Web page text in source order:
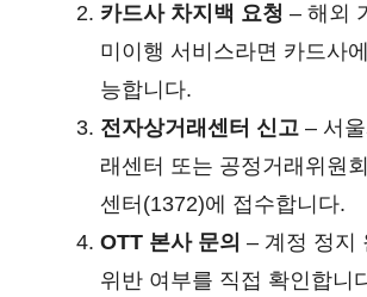
카드사 차지백 요청 – 해외
미이행 서비스라면 카드사
능합니다.
전자상거래센터 신고 – 서
래센터 또는 공정거래위원
센터(1372)에 접수합니다.
OTT 본사 문의 – 계정 정지
위반 여부를 직접 확인합니